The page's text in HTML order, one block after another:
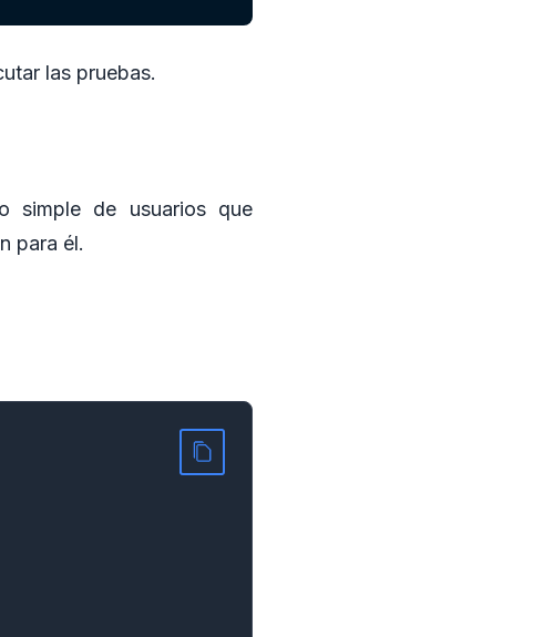
las pruebas.
simple de usuarios que
para él.